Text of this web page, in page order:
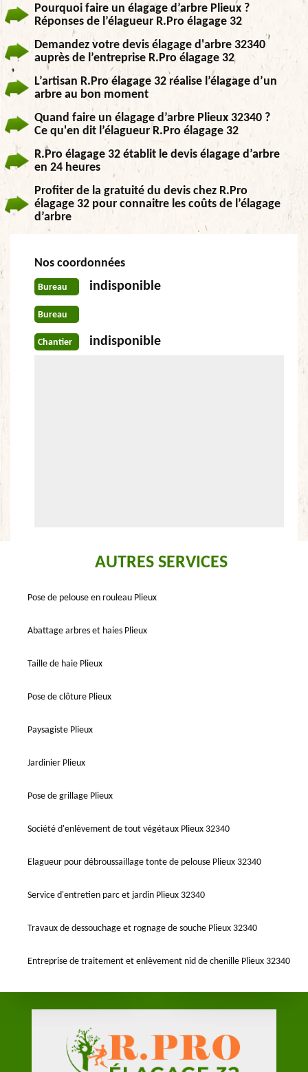
Pourquoi faire un élagage d’arbre Plieux ?
Réponses de l’élagueur R.Pro élagage 32
Demandez votre devis élagage d'arbre 32340
auprès de l’entreprise R.Pro élagage 32
L’artisan R.Pro élagage 32 réalise l’élagage d’un
arbre au bon moment
Quand faire un élagage d’arbre Plieux 32340 ?
Ce qu'en dit l’élagueur R.Pro élagage 32
R.Pro élagage 32 établit le devis élagage d’arbre
en 24 heures
Profiter de la gratuité du devis chez R.Pro
élagage 32 pour connaitre les coûts de l’élagage
d’arbre
Nos coordonnées
Bureau indisponible
Bureau
Chantier indisponible
AUTRES SERVICES
Pose de pelouse en rouleau Plieux
Abattage arbres et haies Plieux
Taille de haie Plieux
Pose de clôture Plieux
Paysagiste Plieux
Jardinier Plieux
Pose de grillage Plieux
Société d'enlèvement de tout végétaux Plieux 32340
Elagueur pour débroussaillage tonte de pelouse Plieux 32340
Service d'entretien parc et jardin Plieux 32340
Travaux de dessouchage et rognage de souche Plieux 32340
Entreprise de traitement et enlèvement nid de chenille Plieux 32340